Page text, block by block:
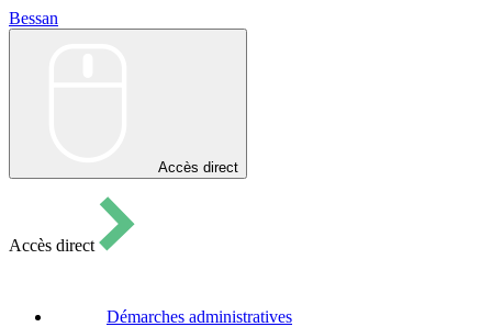
Bessan
Accès direct
Accès direct
Démarches administratives